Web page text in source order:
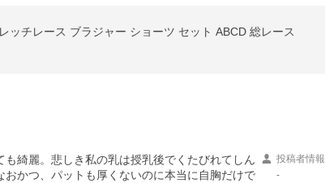
ッチレース ブラジャー ショーツ セット ABCD 総レース
綺麗。悲しき私の乳は授乳後でくたびれてしん
かつ、パットも厚くないのに本当に自胸だけで
投稿者情報
-